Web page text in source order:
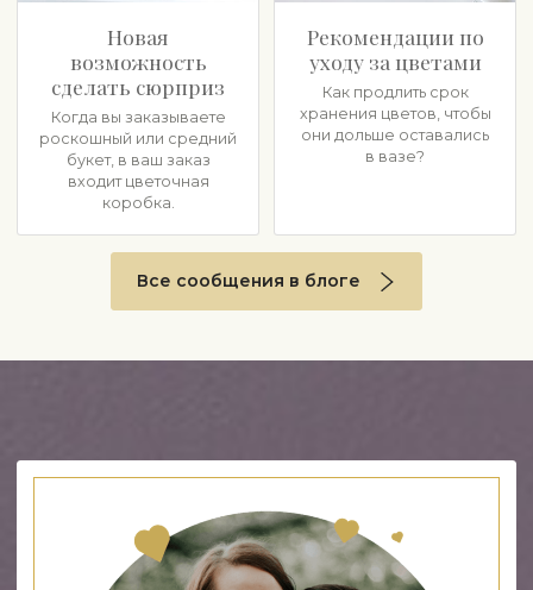
Новая
возможность
сделать сюрприз
Когда вы заказываете
роскошный или средний
букет, в ваш заказ
входит цветочная
коробка.
Pекомендации по
уходу за цветами
Как продлить срок
хранения цветов, чтобы
они дольше оставались
в вазе?
Все сообщения в блоге